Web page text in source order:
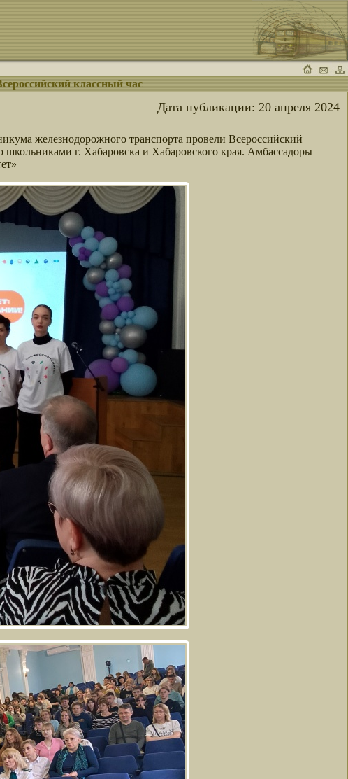
классный час
Дата публикации: 20 апреля 2024
железнодорожного транспорта провели Всероссийский
г. Хабаровска и Хабаровского края. Амбассадоры